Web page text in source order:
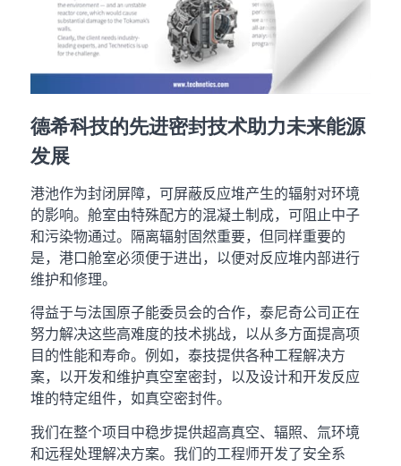
德希科技的先进密封技术助力未来能源
发展
港池作为封闭屏障，可屏蔽反应堆产生的辐射对环境
的影响。舱室由特殊配方的混凝土制成，可阻止中子
和污染物通过。隔离辐射固然重要，但同样重要的
是，港口舱室必须便于进出，以便对反应堆内部进行
维护和修理。
得益于与法国原子能委员会的合作，泰尼奇公司正在
努力解决这些高难度的技术挑战，以从多方面提高项
目的性能和寿命。例如，泰技提供各种工程解决方
案，以开发和维护真空室密封，以及设计和开发反应
堆的特定组件，如真空密封件。
我们在整个项目中稳步提供超高真空、辐照、氚环境
和远程处理解决方案。我们的工程师开发了安全系